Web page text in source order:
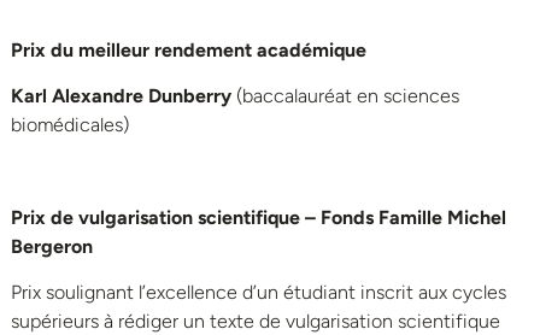
Prix du meilleur rendement académique
Karl Alexandre Dunberry (baccalauréat en sciences
biomédicales)
Prix de vulgarisation scientifique – Fonds Famille Michel
Bergeron
Prix soulignant l’excellence d’un étudiant inscrit aux cycles
supérieurs à rédiger un texte de vulgarisation scientifique